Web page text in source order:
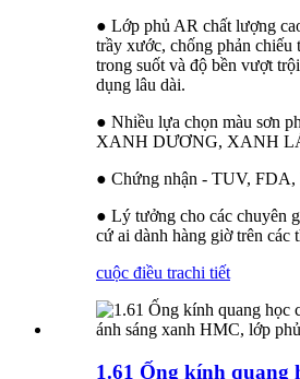
● Lớp phủ AR chất lượng
trầy xước, chống phản chiếu
trong suốt và độ bền vượt
dụng lâu dài.
● Nhiều lựa chọn màu sơn
XANH DƯƠNG, XANH
● Chứng nhận - TUV, FDA,
● Lý tưởng cho các chuyên
cứ ai dành hàng giờ trên các
cuộc điều trachi tiết
1.61 Ống kính quang